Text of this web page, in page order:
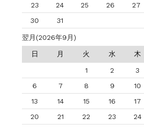
23
24 25 26 27
30
31
翌月(2026年9月)
日 月 火 水 木
1 2 3
6
7 8 9 10
13
14 15 16 17
20
21 22 23 24